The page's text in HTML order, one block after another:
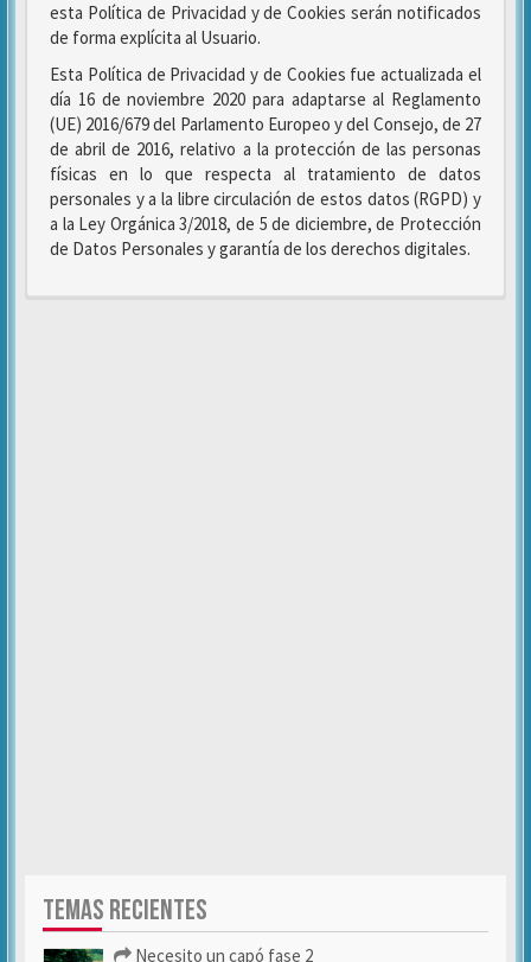
esta Política de Privacidad y de Cookies serán notificados
de forma explícita al Usuario.
Esta Política de Privacidad y de Cookies fue actualizada el
día 16 de noviembre 2020 para adaptarse al Reglamento
(UE) 2016/679 del Parlamento Europeo y del Consejo, de 27
de abril de 2016, relativo a la protección de las personas
físicas en lo que respecta al tratamiento de datos
personales y a la libre circulación de estos datos (RGPD) y
a la Ley Orgánica 3/2018, de 5 de diciembre, de Protección
de Datos Personales y garantía de los derechos digitales.
TEMAS RECIENTES
Necesito un capó fase 2